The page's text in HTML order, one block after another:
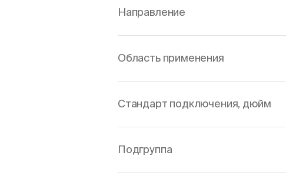
Направление
Область применения
Стандарт подключения, дюйм
Подгруппа